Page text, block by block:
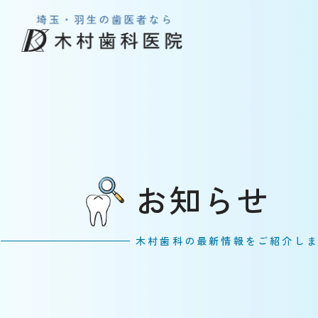
お知らせ
木村歯科の最新情報をご紹介し